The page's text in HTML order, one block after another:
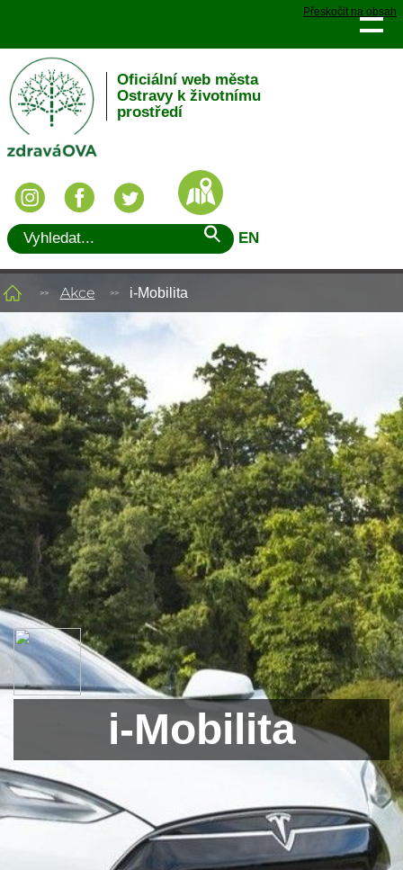
Přeskočit na obsah
Oficiální web města
Ostravy k životnímu
prostředí
EN
Akce i-Mobilita
i-Mobilita